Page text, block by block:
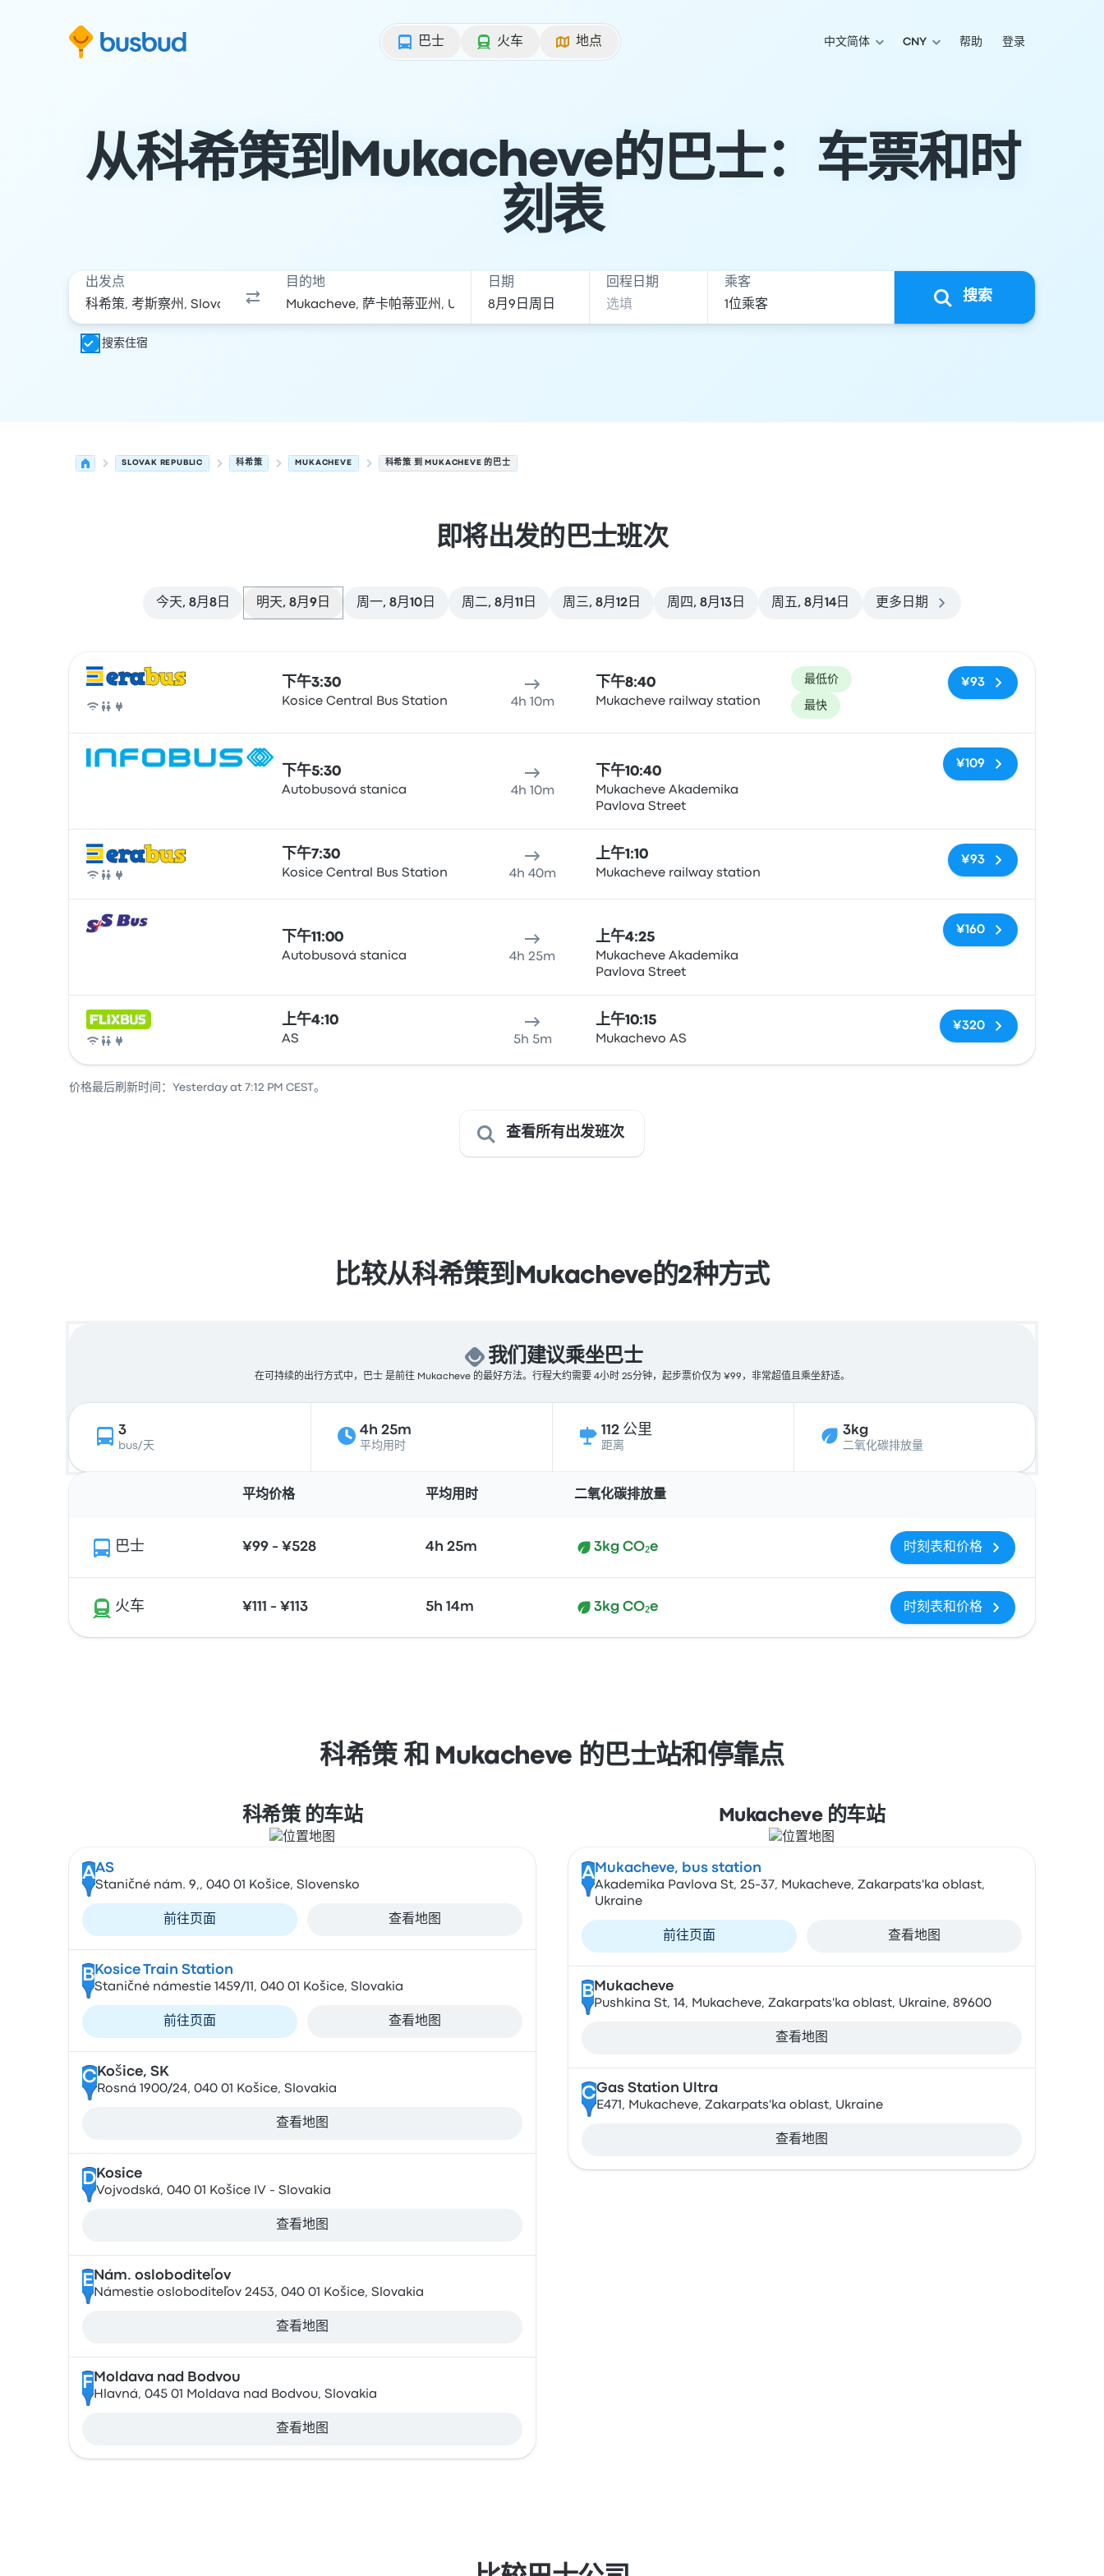
巴士
火车 地点 中文简体 CNY 帮助 登录
从科希策到Mukacheve的巴士：车票和时
刻表
出发点 目的地 日期 回程日期 乘客
搜索
搜索住宿
SLOVAK REPUBLIC 科希策 MUKACHEVE 科希策 到 MUKACHEVE 的巴士
即将出发的巴士班次
今天, 8月8日 明天, 8月9日 周一, 8月10日 周二, 8月11日 周三, 8月12日 周四, 8月13日 周五, 8月14日 更多日期
巴士
下午3:30
Kosice Central Bus Station 4h 10m
下午8:40
Mukacheve railway station
最低价
最快
¥93
下午5:30
Autobusová stanica 4h 10m
下午10:40
Mukacheve Akademika
Pavlova Street
¥109
巴士
下午7:30
Kosice Central Bus Station 4h 40m
上午1:10
Mukacheve railway station
¥93
下午11:00
Autobusová stanica 4h 25m
上午4:25
Mukacheve Akademika
Pavlova Street
¥160
巴士
上午4:10
AS 5h 5m
上午10:15
Mukachevo AS
¥320
价格最后刷新时间：Yesterday at 7:12 PM CEST。
查看所有出发班次
比较从科希策到Mukacheve的2种方式
我们建议乘坐巴士
在可持续的出行方式中，巴士 是前往 Mukacheve 的最好方法。行程大约需要 4小时 25分钟，起步票价仅为 ¥99，非常超值且乘坐舒适。
3
bus/天
4h 25m
平均用时
112 公里
距离
3kg
二氧化碳排放量
平均价格 平均用时 二氧化碳排放量
巴士 ¥99 - ¥528 4h 25m 3kg CO₂e 时刻表和价格
火车 ¥111 - ¥113 5h 14m 3kg CO₂e 时刻表和价格
科希策 和 Mukacheve 的巴士站和停靠点
科希策 的车站
AAS
Staničné nám. 9,, 040 01 Košice, Slovensko
前往页面 查看地图
B Kosice Train Station
Staničné námestie 1459/11, 040 01 Košice, Slovakia
前往页面 查看地图
CKošice, SK
Rosná 1900/24, 040 01 Košice, Slovakia
查看地图
DKosice
Vojvodská, 040 01 Košice IV - Slovakia
查看地图
E Nám. osloboditeľov
Námestie osloboditeľov 2453, 040 01 Košice, Slovakia
查看地图
F Moldava nad Bodvou
Hlavná, 045 01 Moldava nad Bodvou, Slovakia
查看地图
Mukacheve 的车站
A Mukacheve, bus station
Akademika Pavlova St, 25-37, Mukacheve, Zakarpats'ka oblast,
Ukraine
前往页面 查看地图
B Mukacheve
Pushkina St, 14, Mukacheve, Zakarpats'ka oblast, Ukraine, 89600
查看地图
CGas Station Ultra
E471, Mukacheve, Zakarpats'ka oblast, Ukraine
查看地图